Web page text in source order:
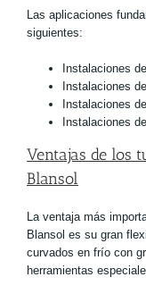
Las aplicaciones
siguientes:
Instalaciones
Instalaciones
Instalaciones
Instalaciones
Ventajas de los
Blansol
La ventaja más
Blansol es su gran
curvados en frío con
herramientas